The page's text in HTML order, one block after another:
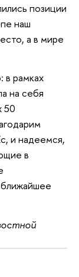
позиции
наш
а в мире
в рамках
на себя
50
и надеемся,
в